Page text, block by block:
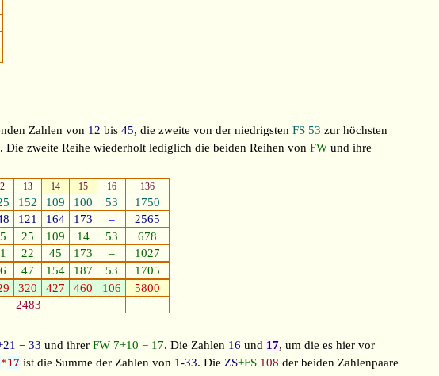
Zahlen von 12 bis 45, die zweite von der niedrigsten FS 53 zur höchsten
Die zweite Reihe wiederholt lediglich die beiden Reihen vonFW und ihre
13 14 15 16 136
152 109 100 53
1750
121 164 173 –
2565
25 109 14 53
678
22 45 173 –
1027
47 154 187 53
1705
320 427 460 106
5800
2483
= 33 und ihrer FW 7+10 = 17. Die Zahlen 16 und 17, um die es hier vor
*17 ist die Summe der Zahlen von 1-33. Die ZS+FS 108 der beiden Zahlenpaare